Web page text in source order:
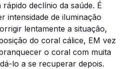
declínio da saúde. É
intensidade de iluminação
lentamente a situação,
do coral cálice, EM vez
o coral com muita
lo a se recuperar depois.